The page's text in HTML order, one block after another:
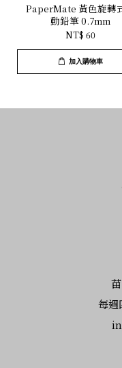
PaperMate 黃色旋轉
動鉛筆 0.7mm
NT$ 60
加入購物車
每週